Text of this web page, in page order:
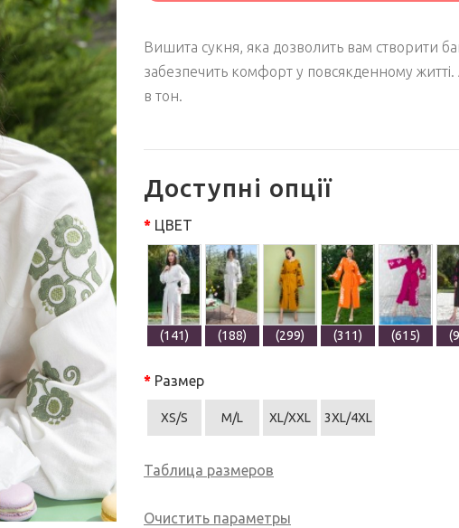
Вишита сукня, яка дозволить вам створити
забезпечить комфорт у повсякденному
в тон.
Доступні опції
ЦВЕТ
(141) (188) (299) (311) (615)
Размер
XS/S M/L XL/XXL 3XL/4XL
Таблица размеров
Очистить параметры